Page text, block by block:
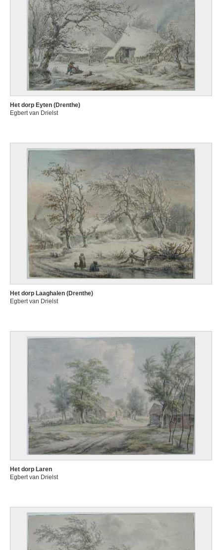
Het dorp Eyten (Drenthe)
Egbert van Drielst
Het dorp Laaghalen (Drenthe)
Egbert van Drielst
Het dorp Laren
Egbert van Drielst